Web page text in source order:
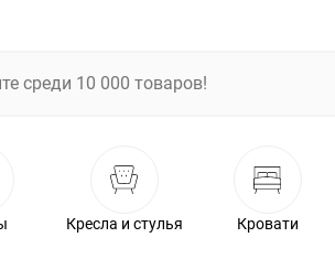
Кресла и стулья Кровати